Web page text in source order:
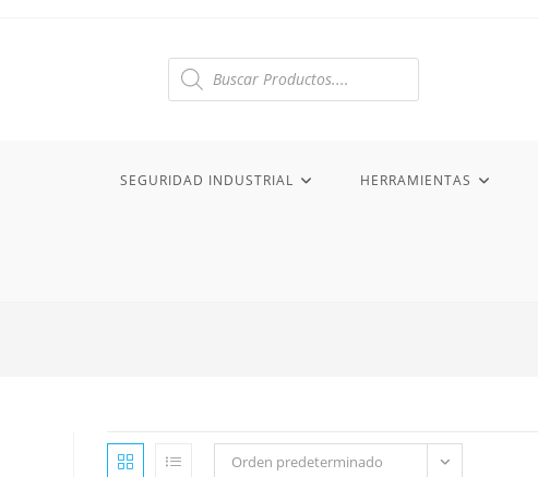
Búsqueda
SEGURIDAD INDUSTRIAL HERRAMIENTAS
Orden predeterminado